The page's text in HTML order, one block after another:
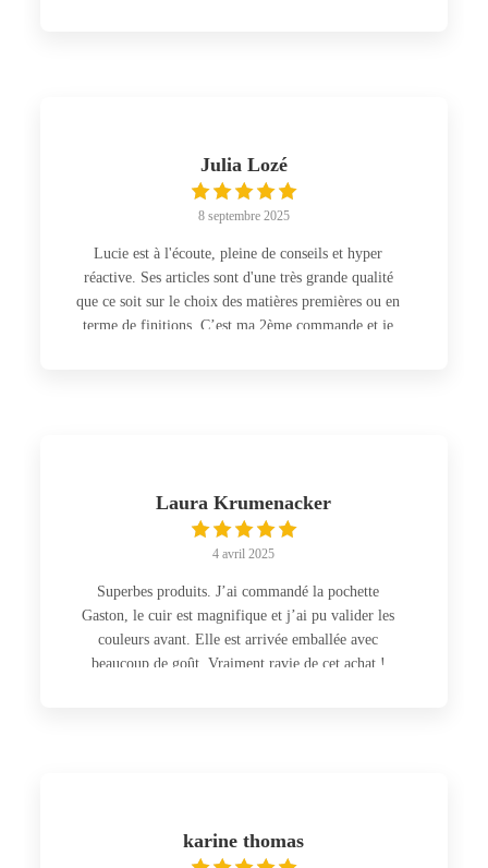
Julia Lozé
8 septembre 2025
Lucie est à l'écoute, pleine de conseils et hyper
réactive. Ses articles sont d'une très grande qualité
que ce soit sur le choix des matières premières ou en
terme de finitions. C’est ma 2ème commande et je
Laura Krumenacker
4 avril 2025
Superbes produits. J’ai commandé la pochette
Gaston, le cuir est magnifique et j’ai pu valider les
couleurs avant. Elle est arrivée emballée avec
beaucoup de goût. Vraiment ravie de cet achat !
karine thomas